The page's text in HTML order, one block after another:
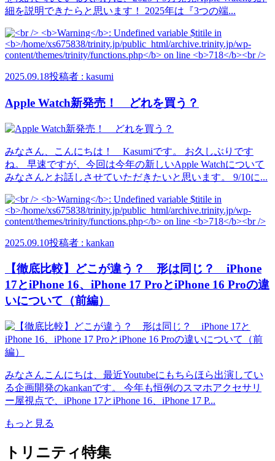
細を説明できたらと思います！ 2025年は『3つの端...
2025.09.18投稿者 : kasumi
Apple Watch新発売！ どれを買う？
みなさん、こんにちは！ Kasumiです。 お久しぶりです
ね。 早速ですが、今回は今年の新しいApple Watchについて
みなさんとお話しさせていただきたいと思います。 9/10に...
2025.09.10投稿者 : kankan
【徹底比較】どこが違う？ 形は同じ？ iPhone
17とiPhone 16、iPhone 17 ProとiPhone 16 Proの違
いについて（前編）
みなさんこんにちは、最近Youtubeにもちらほら出演してい
る企画開発のkankanです。 今年も恒例のスマホアクセサリ
ー屋視点で、iPhone 17とiPhone 16、iPhone 17 P...
もっと見る
トリニティ特集